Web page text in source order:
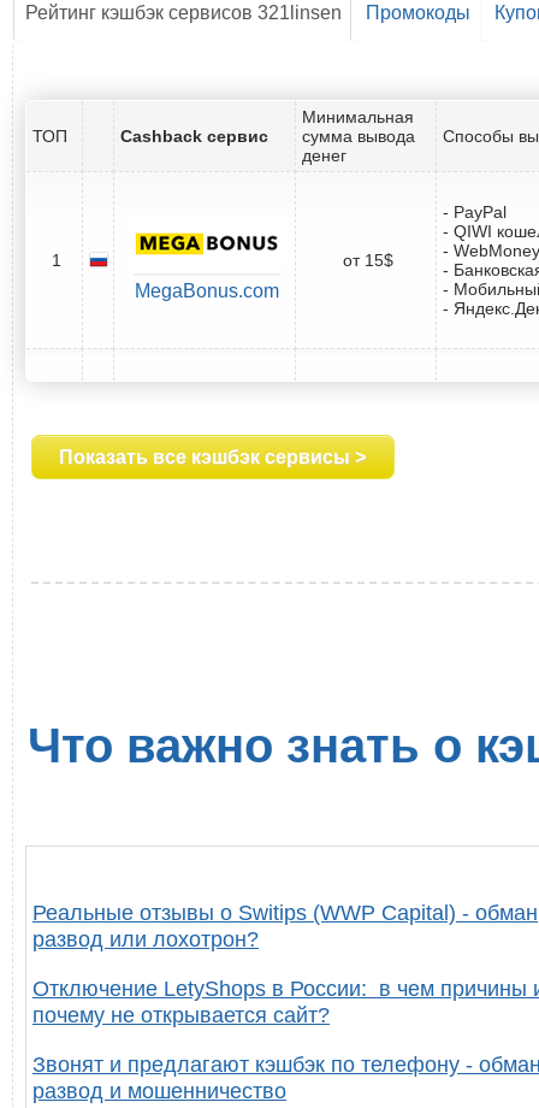
Рейтинг кэшбэк сервисов 321linsen Промокоды
ТОП Cashback сервис
Минимальная
сумма вывода
денег
Способы
1
MegaBonus.com
от 15$
- PayPal
- QIWI
- WebMoney
-
-
-
Показать все кэшбэк сервисы >
Что важно знать о
Реальные отзывы о Switips (WWP Capital) -
развод или лохотрон?
Отключение LetyShops в России: в чем причины
почему не открывается сайт?
Звонят и предлагают кэшбэк по телефону -
развод и мошенничество